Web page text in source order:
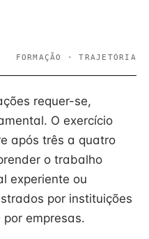
FORMAÇÃO · TRAJETÓRIA
requer-se,
O exercício
após três a quatro
o trabalho
experiente ou
por instituições
empresas.